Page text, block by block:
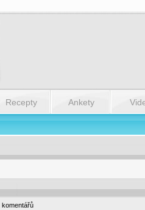
Recepty Ankety
komentářů